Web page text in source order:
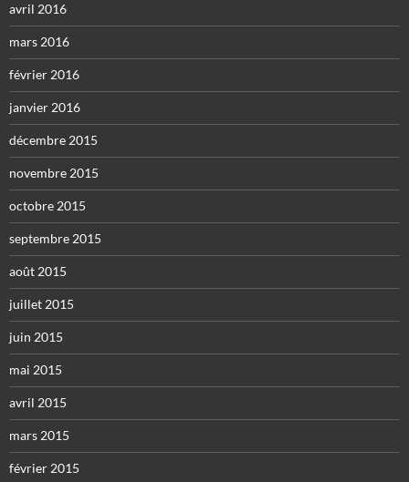
avril 2016
mars 2016
février 2016
janvier 2016
décembre 2015
novembre 2015
octobre 2015
septembre 2015
août 2015
juillet 2015
juin 2015
mai 2015
avril 2015
mars 2015
février 2015